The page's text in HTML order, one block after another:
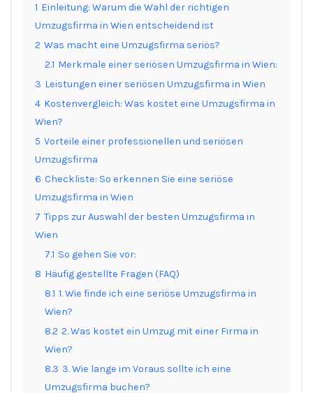
1 Einleitung: Warum die Wahl der richtigen
Umzugsfirma in Wien entscheidend ist
2 Was macht eine Umzugsfirma seriös?
2.1 Merkmale einer seriösen Umzugsfirma in Wien:
3 Leistungen einer seriösen Umzugsfirma in Wien
4 Kostenvergleich: Was kostet eine Umzugsfirma in
Wien?
5 Vorteile einer professionellen und seriösen
Umzugsfirma
6 Checkliste: So erkennen Sie eine seriöse
Umzugsfirma in Wien
7 Tipps zur Auswahl der besten Umzugsfirma in
Wien
7.1 So gehen Sie vor:
8 Häufig gestellte Fragen (FAQ)
8.1 1. Wie finde ich eine seriöse Umzugsfirma in
Wien?
8.2 2. Was kostet ein Umzug mit einer Firma in
Wien?
8.3 3. Wie lange im Voraus sollte ich eine
Umzugsfirma buchen?